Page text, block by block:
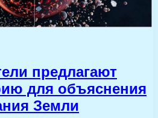
предлагают
для объяснения
Земли